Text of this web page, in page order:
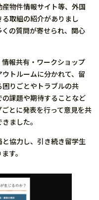
物件情報サイト等、外国
取組の紹介がありまし
の質問が寄せられ、関心
報共有・ワークショップ
トルームに分かれて、留
りごとやトラブルの共
課題や期待することなど
とに発表を行って意見を共
ました。
協力し、引き続き留学生
す。